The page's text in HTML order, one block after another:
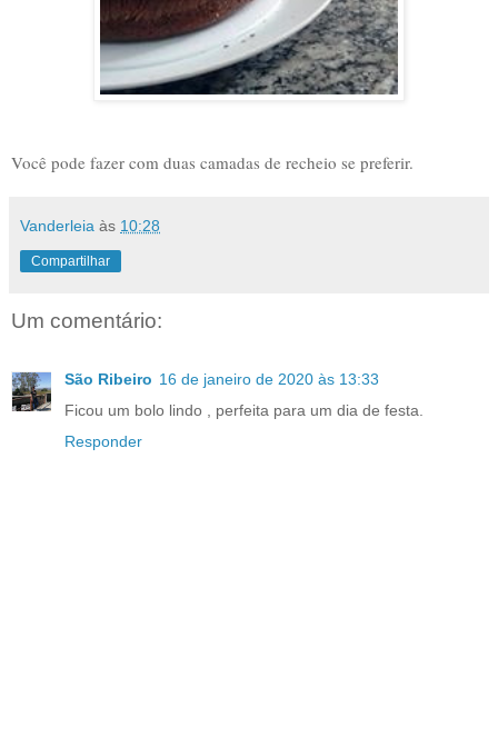
Você pode fazer com duas camadas de recheio se preferir.
Vanderleia às 10:28
Compartilhar
Um comentário:
São Ribeiro 16 de janeiro de 2020 às 13:33
Ficou um bolo lindo , perfeita para um dia de festa.
Responder